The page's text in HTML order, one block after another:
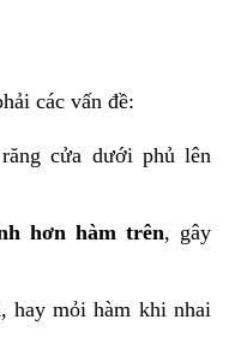
các vấn đề:
cửa dưới phủ lên
hơn hàm trên, gây
, hay mỏi hàm khi nhai